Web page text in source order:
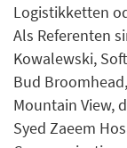
Logistikketten
Als Referenten
Kowalewski,
Bud
Mountain View,
Syed Zaeem